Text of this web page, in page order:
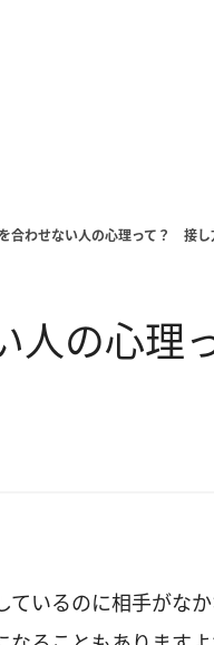
合わせない人の心理って？ 接し
人の心
ているのに相手がな